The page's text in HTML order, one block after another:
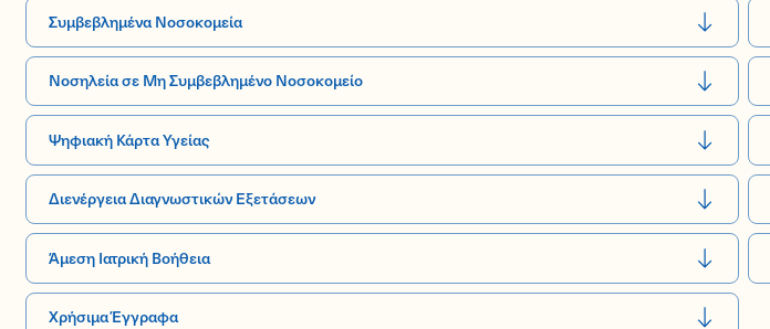
Συμβεβλημένα Νοσοκομεία
Νοσηλεία σε Μη Συμβεβλημένο Νοσοκομείο
Ψηφιακή Κάρτα Υγείας
Διενέργεια Διαγνωστικών Εξετάσεων
Άμεση Ιατρική Βοήθεια
Χρήσιμα Έγγραφα